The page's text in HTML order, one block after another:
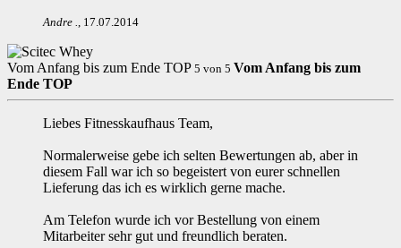
Andre 17.07.2014
Vom Anfang bis zum Ende TOP 5 von 5 Vom Anfang bis zum
Ende TOP
Liebes Fitnesskaufhaus Team,
Normalerweise gebe ich selten Bewertungen ab, aber in
diesem Fall war ich so begeistert von eurer schnellen
Lieferung das ich es wirklich gerne mache.
Am Telefon wurde ich vor Bestellung von einem
Mitarbeiter sehr gut und freundlich beraten.